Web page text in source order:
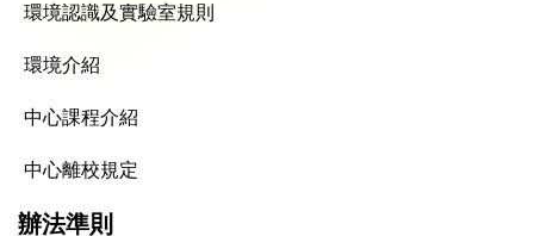
環境認識及實驗室規則
環境介紹
中心課程介紹
中心離校規定
辦法準則